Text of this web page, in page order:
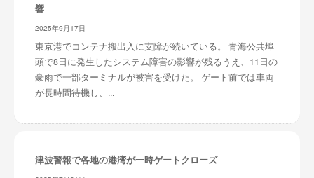
響
2025年9月17日
東京港でコンテナ搬出入に支障が続いている。 青海公共埠
頭で8日に発生したシステム障害の影響が残るうえ、11日の
豪雨で一部ターミナルが被害を受けた。 ゲート前では車両
が長時間待機し、...
津波警報で各地の港湾が一時ゲートクローズ